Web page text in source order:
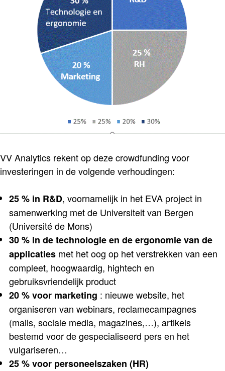
VV Analytics rekent op deze crowdfunding voor
investeringen in de volgende verhoudingen:
25 % in R&D, voornamelijk in het EVA project in
samenwerking met de Universiteit van Bergen
(Université de Mons)
30 % in de technologie en de ergonomie van de
applicaties met het oog op het verstrekken van een
compleet, hoogwaardig, hightech en
gebruiksvriendelijk product
20 % voor marketing : nieuwe website, het
organiseren van webinars, reclamecampagnes
(mails, sociale media, magazines,…), artikels
bestemd voor de gespecialiseerd pers en het
vulgariseren…
25 % voor personeelszaken (HR)